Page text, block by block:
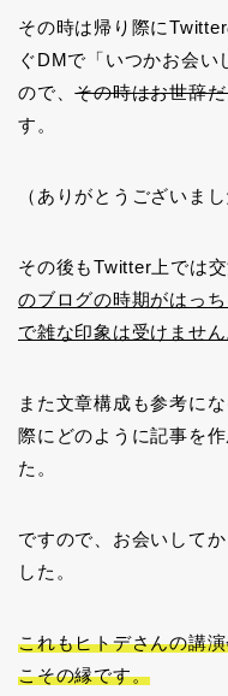
その時は帰り際に
ぐDMで「いつかお会い
ので、その時はお世辞
す。
（ありがとうございまし
その後もTwitter上では
のブログの時期がはっ
で雑な印象は受けません
また文章構成も参考に
際にどのように記事を
た。
ですので、お会いして
した。
これもヒトデさんの講
こその縁です。